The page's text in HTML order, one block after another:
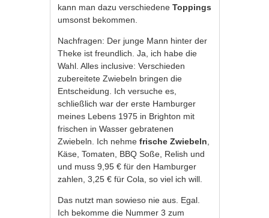
kann man dazu verschiedeneToppings
umsonst bekommen.
Nachfragen: Der junge Mann hinter der
Theke ist freundlich. Ja, ich habe die
Wahl. Alles inclusive: Verschieden
zubereitete Zwiebeln bringen die
Entscheidung. Ich versuche es,
schließlich war der erste Hamburger
meines Lebens 1975 in Brighton mit
frischen in Wasser gebratenen
Zwiebeln. Ich nehme frische Zwiebeln
Käse, Tomaten, BBQ Soße, Relish und
und muss 9,95 € für den Hamburger
zahlen, 3,25 € für Cola, so viel ich will.
Das nutzt man sowieso nie aus. Egal.
Ich bekomme die Nummer 3 zum